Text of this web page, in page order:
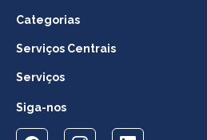
Categorias
Serviços Centrais
Serviços
Siga-nos